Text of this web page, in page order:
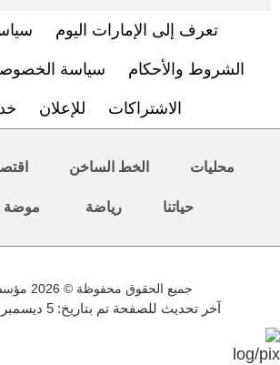
تعرف إلى الإمارات اليوم
الشروط والأحكام سياسة
الاشتراكات للإعلان
محليات الخط الساخن
حياتنا رياضة موضة
جميع الحقوق محفوظة © 2026 مؤسسة دبي
آخر تحديث للصفحة تم بتاريخ: 5 ديسمبر 2025 00:09